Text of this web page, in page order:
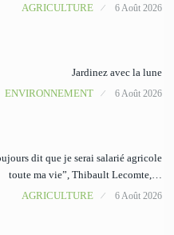
AGRICULTURE
6 Août 2026
Jardinez avec la lune
ENVIRONNEMENT
6 Août 2026
dit que je serai salarié agricole
toute ma vie”, Thibault Lecomte,…
AGRICULTURE
6 Août 2026